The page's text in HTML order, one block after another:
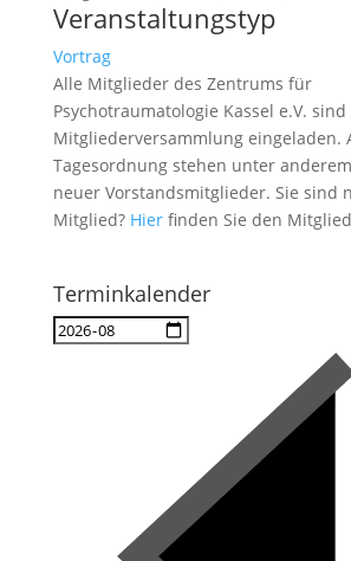
Veranstaltungstyp
Vortrag
Alle Mitglieder des Zentrums für
Psychotraumatologie Kassel e.V.
Mitgliederversammlung eingeladen.
Tagesordnung stehen unter
neuer Vorstandsmitglieder. Sie sind
Mitglied? Hierfinden Sie den
Terminkalender